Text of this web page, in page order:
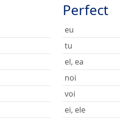
Perfect
eu
tu
el, ea
noi
voi
ei, ele